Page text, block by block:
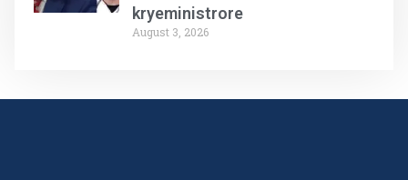
kryeministrore
August 3, 2026